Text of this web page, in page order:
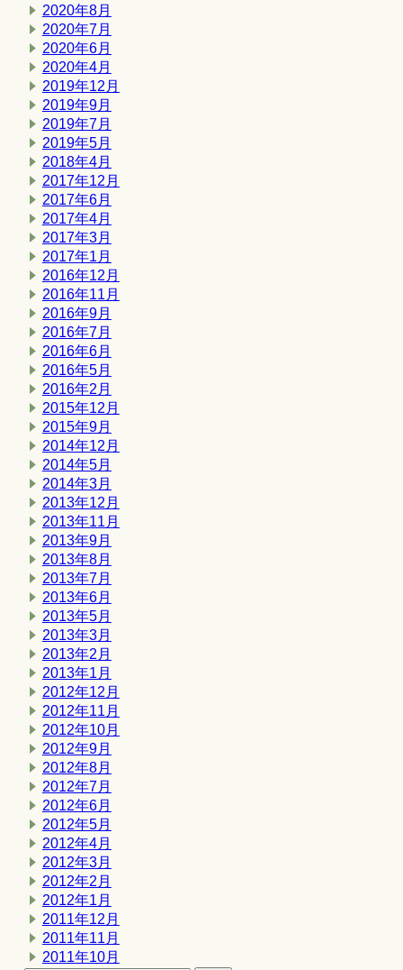
2020年8月
2020年7月
2020年6月
2020年4月
2019年12月
2019年9月
2019年7月
2019年5月
2018年4月
2017年12月
2017年6月
2017年4月
2017年3月
2017年1月
2016年12月
2016年11月
2016年9月
2016年7月
2016年6月
2016年5月
2016年2月
2015年12月
2015年9月
2014年12月
2014年5月
2014年3月
2013年12月
2013年11月
2013年9月
2013年8月
2013年7月
2013年6月
2013年5月
2013年3月
2013年2月
2013年1月
2012年12月
2012年11月
2012年10月
2012年9月
2012年8月
2012年7月
2012年6月
2012年5月
2012年4月
2012年3月
2012年2月
2012年1月
2011年12月
2011年11月
2011年10月